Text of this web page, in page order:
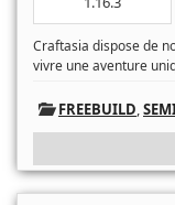
Craftasia dispose de
vivre une aventure
FREEBUILD,